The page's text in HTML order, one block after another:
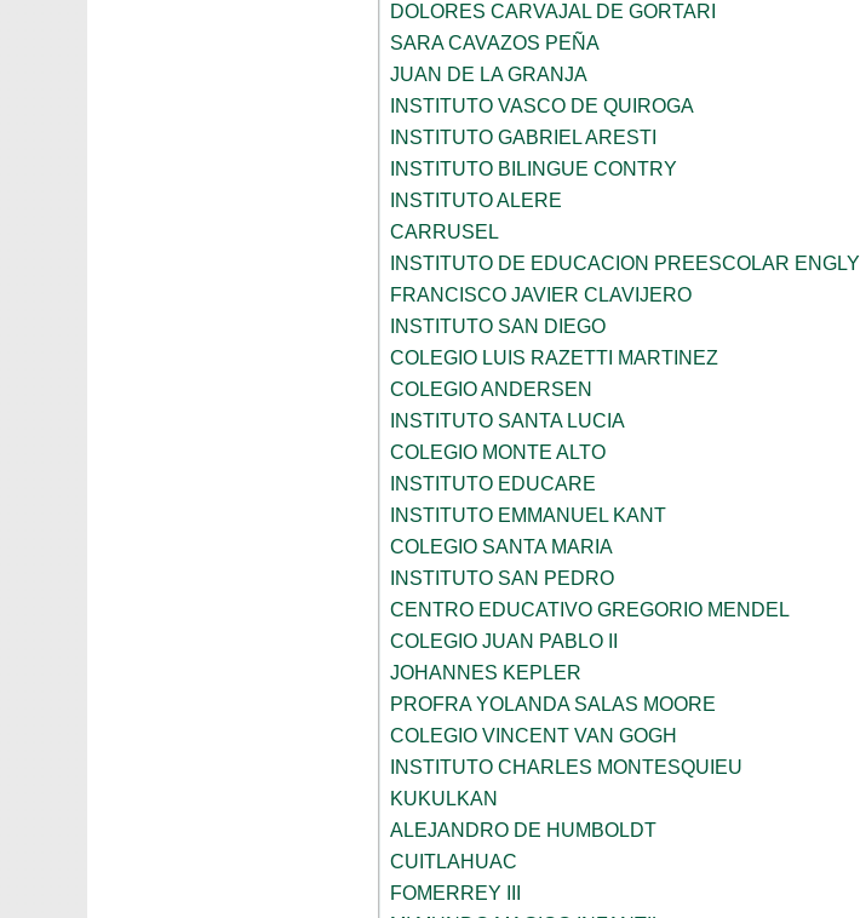
DOLORES CARVAJAL DE GORTARI
SARA CAVAZOS PEÑA
JUAN DE LA GRANJA
INSTITUTO VASCO DE QUIROGA
INSTITUTO GABRIEL ARESTI
INSTITUTO BILINGUE CONTRY
INSTITUTO ALERE
CARRUSEL
INSTITUTO DE EDUCACION PREESCOLAR ENGLY
FRANCISCO JAVIER CLAVIJERO
INSTITUTO SAN DIEGO
COLEGIO LUIS RAZETTI MARTINEZ
COLEGIO ANDERSEN
INSTITUTO SANTA LUCIA
COLEGIO MONTE ALTO
INSTITUTO EDUCARE
INSTITUTO EMMANUEL KANT
COLEGIO SANTA MARIA
INSTITUTO SAN PEDRO
CENTRO EDUCATIVO GREGORIO MENDEL
COLEGIO JUAN PABLO II
JOHANNES KEPLER
PROFRA YOLANDA SALAS MOORE
COLEGIO VINCENT VAN GOGH
INSTITUTO CHARLES MONTESQUIEU
KUKULKAN
ALEJANDRO DE HUMBOLDT
CUITLAHUAC
FOMERREY III